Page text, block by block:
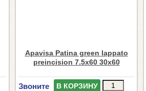
Apavisa Patina green lappato
preincision 7.5x60 30x60
Звоните В КОРЗИНУ